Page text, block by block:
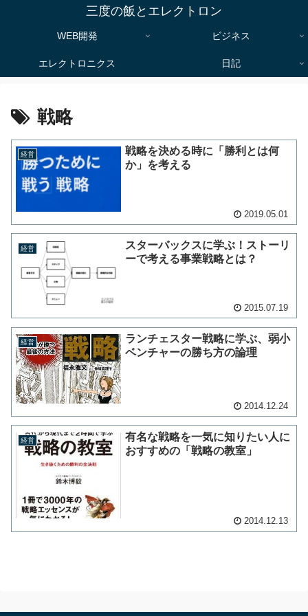
三度の飯とエレクトロン
WEB開発 ビジネス
エレクトロニクス 日記
戦略
経営
戦略を決める時に「勝利とは何
か」を考える
2019.05.01
経営
スターバックスに学ぶ！ストーリ
ーで考える事業戦略とは？
2015.07.19
経営
ランチェスター戦略に学ぶ、弱小
ベンチャーの勝ち方の論理
2014.12.24
経営
有名な戦略を一気に知りたい人に
おすすめの「戦略の教室」
2014.12.13